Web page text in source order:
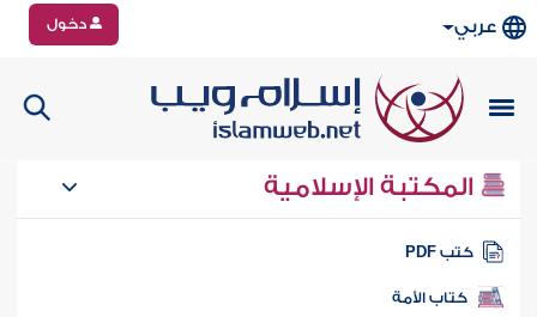
عربي دخول
المكتبة الإسلامية
كتب PDF